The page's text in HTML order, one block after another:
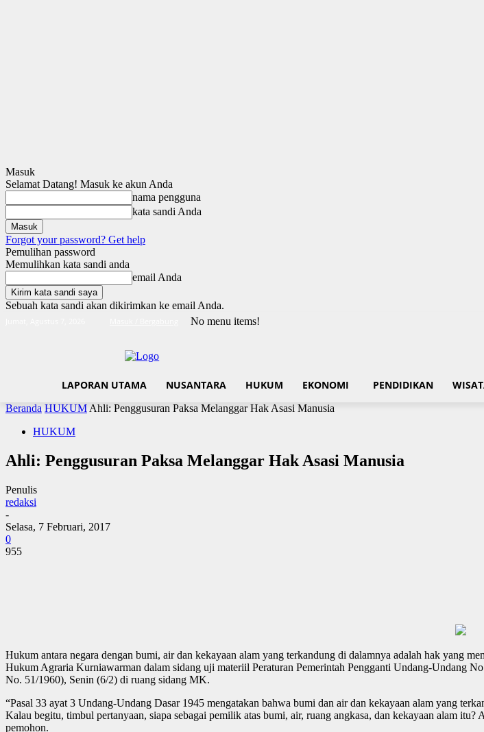
Masuk
Selamat Datang! Masuk ke akun Anda
nama pengguna
kata sandi Anda
Forgot your password? Get help
Pemulihan password
Memulihkan kata sandi anda
email Anda
Sebuah kata sandi akan dikirimkan ke email Anda.
No menu items!
LAPORAN UTAMA NUSANTARA HUKUM EKONOMI PENDIDIKAN
Beranda HUKUM Ahli: Penggusuran Paksa Melanggar Hak Asasi Manusia
HUKUM
Ahli: Penggusuran Paksa Melanggar Hak Asasi Manusia
Penulis
redaksi
-
Selasa, 7 Februari, 2017
0
955
Hukum antara negara dengan bumi, air dan kekayaan alam yang terkandung di dalamnya adalah hak yang
Hukum Agraria Kurniawarman dalam sidang uji materiil Peraturan Pemerintah Pengganti Undang-Undang
No. 51/1960), Senin (6/2) di ruang sidang MK.
“Pasal 33 ayat 3 Undang-Undang Dasar 1945 mengatakan bahwa bumi dan air dan kekayaan alam yang
Kalau begitu, timbul pertanyaan, siapa sebagai pemilik atas bumi, air, ruang angkasa, dan kekayaan alam
pemohon.